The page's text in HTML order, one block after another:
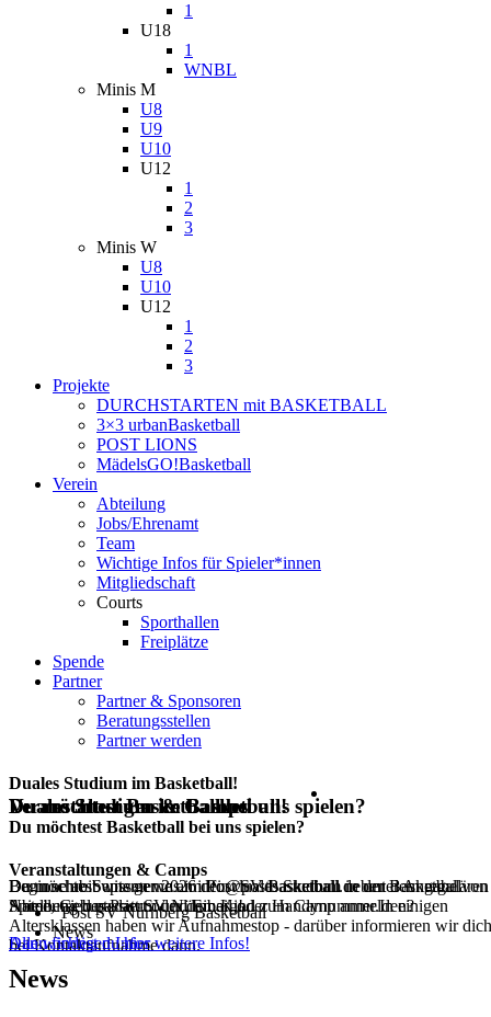
1
U18
1
WNBL
Minis M
U8
U9
U10
U12
1
2
3
Minis W
U8
U10
U12
1
2
3
Projekte
DURCHSTARTEN mit BASKETBALL
3×3 urbanBasketball
POST LIONS
MädelsGO!Basketball
Verein
Abteilung
Jobs/Ehrenamt
Team
Wichtige Infos für Spieler*innen
Mitgliedschaft
Courts
Sporthallen
Freiplätze
Spende
Partner
Partner & Sponsoren
Beratungsstellen
Partner werden
Duales Studium im Basketball!
Beginne ab Septemer 2026 dein duales Studium in der Basketball
Abteilung des Post SV Nürnberg!
Alle wichtigen Infos
Du möchtest Basketball bei uns spielen?
Dann schreib uns gerne an info@postbasketball.de unter Angabe von
Name, Geburtsdatum und Email oder Handynummer.In einigen
Altersklassen haben wir Aufnahmestop - darüber informieren wir dich
bei Kontaktaufnahme dann.
Veranstaltungen & Camps
Du möchtest wissen was im Post SV Basketball neben dem regulären
Spielbetrieb passiert oder dein Kind zum Camp anmelden?
Dann findest du hier weitere Infos!
Duales Studium im Basketball!
Du möchtest Basketball bei uns spielen?
Veranstaltungen & Camps
Post SV Nürnberg Basketball
News
News